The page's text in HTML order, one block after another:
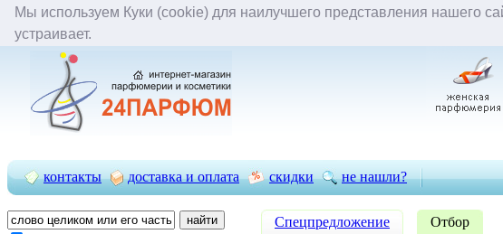
Мы используем Куки (cookie) для наилучшего представления нашего
устраивает.
задать вопрос вопрос-ответ отложенные товары
контакты доставка и оплата скидки не нашли?
Cпецпредложение Отбор